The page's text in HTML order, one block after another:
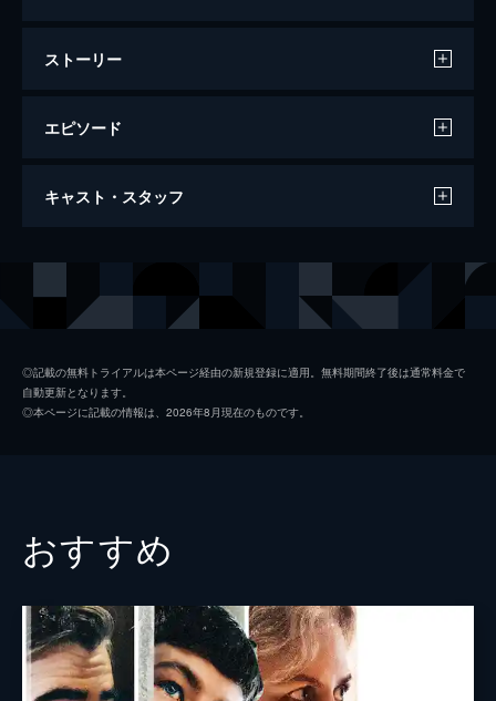
ストーリー
エピソード
オテサーネク 妄想の子供
キャスト・スタッフ
ホラーク ヤン・ハルトゥル
脚本
◎記載の無料トライアルは本ページ経由の新規登録に適用。無料期間終了後は通常料金で
自動更新となります。
◎本ページに記載の情報は、2026年8月現在のものです。
おすすめ